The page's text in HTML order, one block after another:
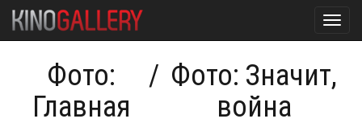
Фото:
Главная
/ Фото: Значит,
война